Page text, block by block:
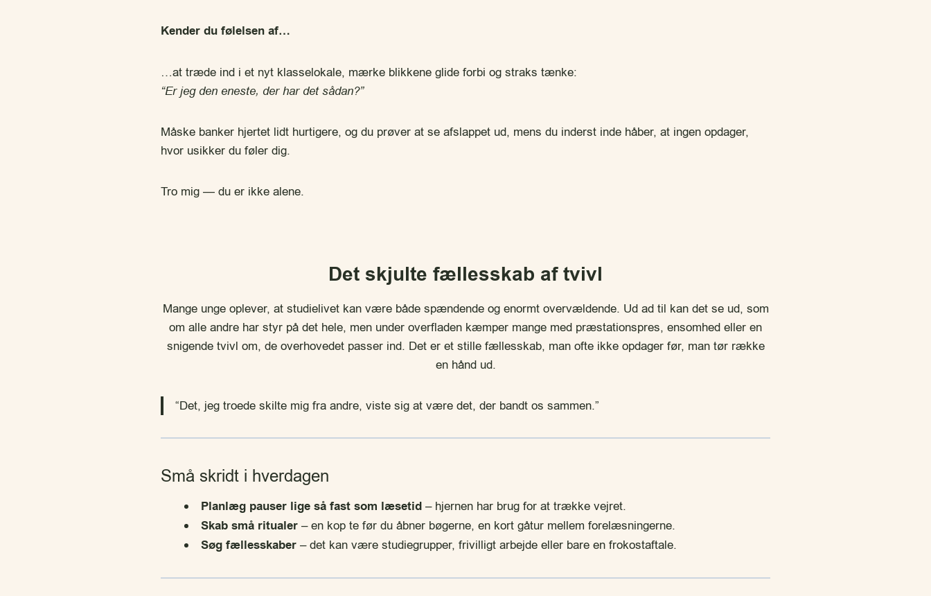
Kender du følelsen af…
…at træde ind i et nyt klasselokale, mærke blikkene glide forbi og straks tænke:
“Er jeg den eneste, der har det sådan?”
Måske banker hjertet lidt hurtigere, og du prøver at se afslappet ud, mens du inderst inde håber, at ingen opdager,
hvor usikker du føler dig.
Tro mig — du er ikke alene.
Det skjulte fællesskab af tvivl
Mange unge oplever, at studielivet kan være både spændende og enormt overvældende. Ud ad til kan det se ud, som
om alle andre har styr på det hele, men under overfladen kæmper mange med præstationspres, ensomhed eller en
snigende tvivl om, de overhovedet passer ind. Det er et stille fællesskab, man ofte ikke opdager før, man tør række
en hånd ud.
“Det, jeg troede skilte mig fra andre, viste sig at være det, der bandt os sammen.”
Små skridt i hverdagen
Planlæg pauser lige så fast som læsetid – hjernen har brug for at trække vejret.
Skab små ritualer – en kop te før du åbner bøgerne, en kort gåtur mellem forelæsningerne.
Søg fællesskaber – det kan være studiegrupper, frivilligt arbejde eller bare en frokostaftale.